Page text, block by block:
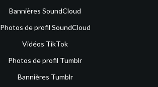
Bannières SoundCloud
Photos de profil SoundCloud
Vidéos TikTok
Photos de profil Tumblr
Bannières Tumblr